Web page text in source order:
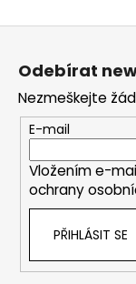
Z
Odebírat
Nezmeškejte
E-mail
Vložením e-
ochrany
PŘIHLÁSIT SE